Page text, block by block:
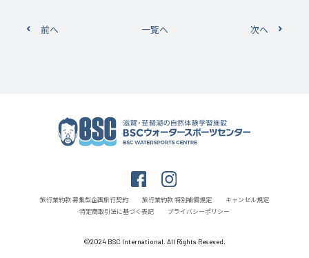
前へ 一覧へ 次へ
旅行業約款 募集型企画旅行契約 旅行業約款 特別補償規定
キャンセル規定
特定商取引法に基づく表記
プライバシーポリシー
©2024 BSC International. All Rights Reseved.